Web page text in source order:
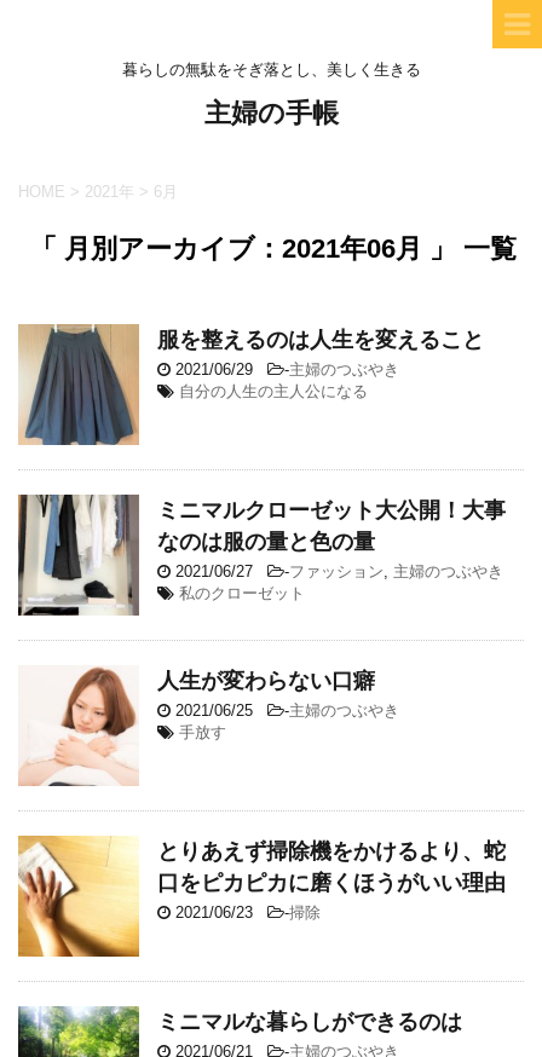
暮らしの無駄をそぎ落とし、美しく生きる
主婦の手帳
HOME > 2021年 > 6月
「 月別アーカイブ：2021年06月 」 一覧
服を整えるのは人生を変えること
2021/06/29 -主婦のつぶやき
自分の人生の主人公になる
ミニマルクローゼット大公開！大事
なのは服の量と色の量
2021/06/27 -ファッション
主婦のつぶやき
私のクローゼット
人生が変わらない口癖
2021/06/25 -主婦のつぶやき
手放す
とりあえず掃除機をかけるより、蛇
口をピカピカに磨くほうがいい理由
2021/06/23 -掃除
ミニマルな暮らしができるのは
2021/06/21 -主婦のつぶやき